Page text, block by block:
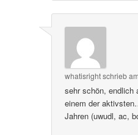
whatisrightschrieb
sehr schön, endlich
einem der
Jahren (uwudl, ac,